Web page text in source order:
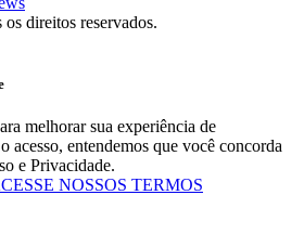
direitos reservados.
melhorar sua experiência de
acesso, entendemos que você concorda
e Privacidade.
NOSSOS TERMOS